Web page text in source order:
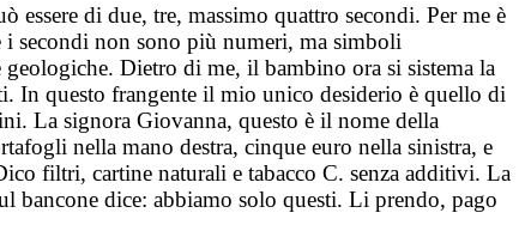
di due, tre, massimo quattro secondi. Per me è
i secondi non sono più numeri, ma simboli
Dietro di me, il bambino ora si sistema la
In questo frangente il mio unico desiderio è quello di
La signora Giovanna, questo è il nome della
nella mano destra, cinque euro nella sinistra, e
filtri, cartine naturali e tabacco C. senza additivi. La
bancone dice: abbiamo solo questi. Li prendo, pago